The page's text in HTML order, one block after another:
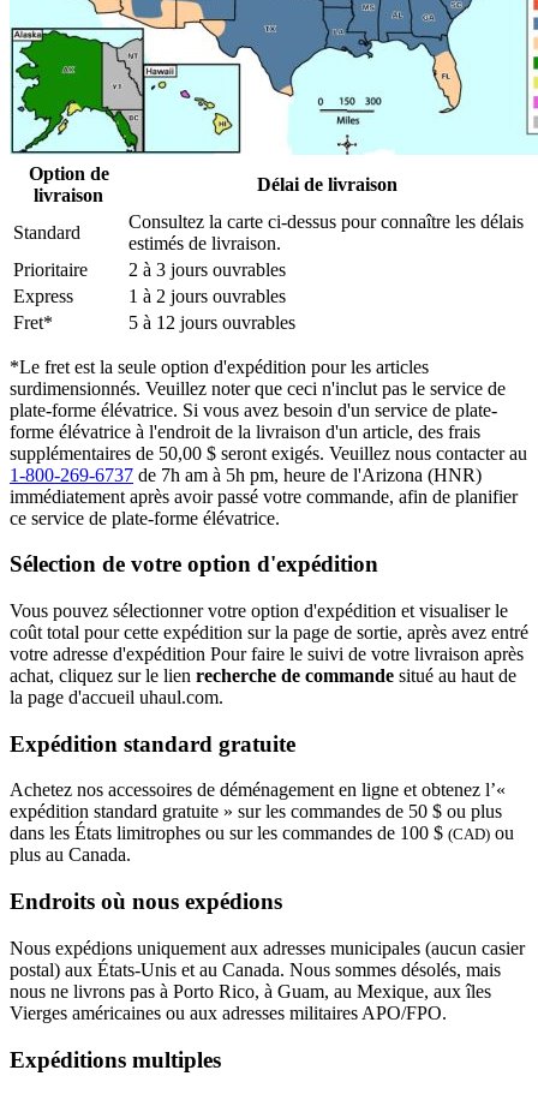
Option de
livraison
Délai de livraison
Standard
Consultez la carte ci-dessus pour connaître les délais
estimés de livraison.
Prioritaire
2 à 3 jours ouvrables
Express
1 à 2 jours ouvrables
Fret*
5 à 12 jours ouvrables
*Le fret est la seule option d'expédition pour les articles
surdimensionnés. Veuillez noter que ceci n'inclut pas le service de
plate-forme élévatrice. Si vous avez besoin d'un service de plate-
forme élévatrice à l'endroit de la livraison d'un article, des frais
supplémentaires de 50,00 $ seront exigés. Veuillez nous contacter au
1-800-269-6737 de 7h am à 5h pm, heure de l'Arizona (HNR)
immédiatement après avoir passé votre commande, afin de planifier
ce service de plate-forme élévatrice.
Sélection de votre option d'expédition
Vous pouvez sélectionner votre option d'expédition et visualiser le
coût total pour cette expédition sur la page de sortie, après avez entré
votre adresse d'expédition Pour faire le suivi de votre livraison après
achat, cliquez sur le lien recherche de commande situé au haut de
la page d'accueil uhaul.com.
Expédition standard gratuite
Achetez nos accessoires de déménagement en ligne et obtenez l’«
expédition standard gratuite » sur les commandes de 50 $ ou plus
dans les États limitrophes ou sur les commandes de 100 $ (CAD) ou
plus au Canada.
Endroits où nous expédions
Nous expédions uniquement aux adresses municipales (aucun casier
postal) aux États-Unis et au Canada. Nous sommes désolés, mais
nous ne livrons pas à Porto Rico, à Guam, au Mexique, aux îles
Vierges américaines ou aux adresses militaires APO/FPO.
Expéditions multiples